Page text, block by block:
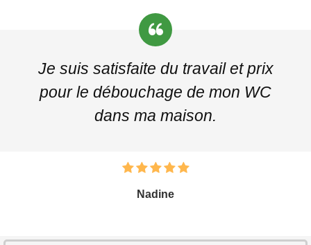
Je suis satisfaite du travail et prix
pour le débouchage de mon WC
dans ma maison.
Nadine